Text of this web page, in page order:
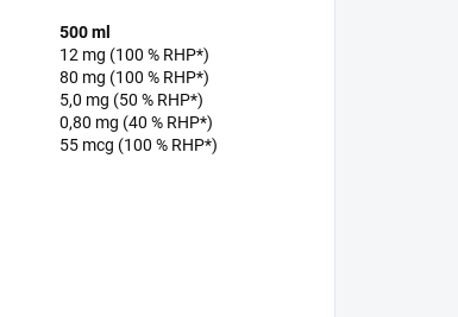
500 ml
12 mg (100 % RHP*)
80 mg (100 % RHP*)
5,0 mg (50 % RHP*)
0,80 mg (40 % RHP*)
55 mcg (100 % RHP*)